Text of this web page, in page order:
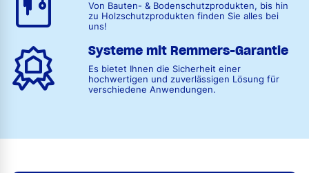
Von Bauten- & Bodenschutzprodukten, bis hin
zu Holzschutzprodukten finden Sie alles bei
uns!
Systeme mit Remmers-Garantie
Es bietet Ihnen die Sicherheit einer
hochwertigen und zuverlässigen Lösung für
verschiedene Anwendungen.